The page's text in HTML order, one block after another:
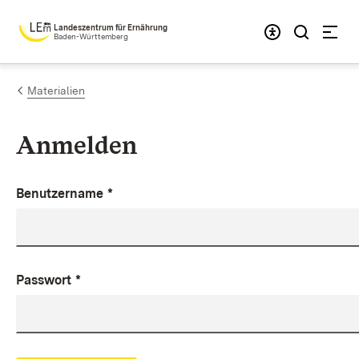
Zum Inhalt springen
Landeszentrum für Ernährung
Baden-Württemberg
Materialien
Anmelden
Benutzername *
Passwort *